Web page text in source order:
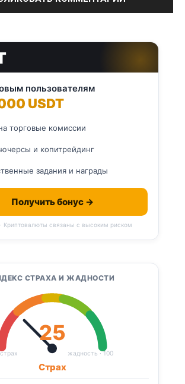
пользователям
USDT
торговые комиссии
и копитрейдинг
задания и награды
Получить бонус →
Криптовалюты связаны с высоким риском
СТРАХА И ЖАДНОСТИ
жадность · 100
25
Страх